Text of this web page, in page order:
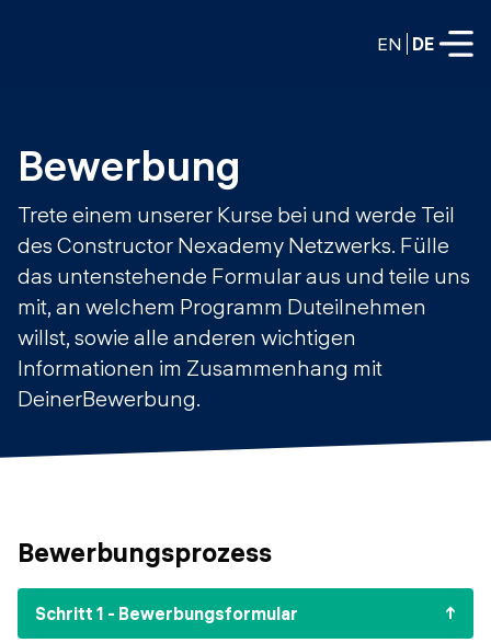
EN DE
VOLLZEITPROGRAMME
Data Science
Web-Entwicklung und KI
TEILZEITROGRAMME
Data Science
DevOps
Generative KI meistern
Python Programmierung
Weiterbildung / Schulung
Consulting
Prototyping
Stell unsere Absolventen ein
Wer wir sind
Blog
Partner
Abschlussprojekte
Bewerbung
Trete einem unserer Kurse bei und werde Teil
des Constructor Nexademy Netzwerks. Fülle
das untenstehende Formular aus und teile uns
mit, an welchem Programm Duteilnehmen
willst, sowie alle anderen wichtigen
Informationen im Zusammenhang mit
DeinerBewerbung.
Bewerbungsprozess
Schritt 1 - Bewerbungsformular